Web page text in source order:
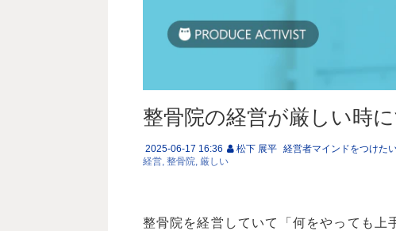
整骨院の経営が厳しい時
2025-06-17 16:36 松下 展平 経営者マインドをつけた
経営 整骨院 厳しい
整骨院を経営していて「何をやっても上